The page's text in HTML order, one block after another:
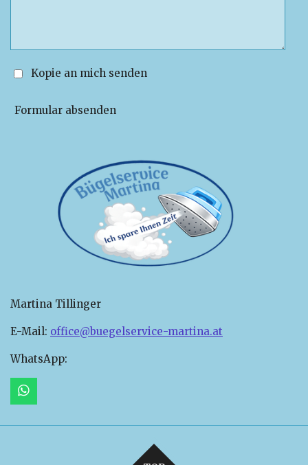
Kopie an mich senden
Formular absenden
Martina Tillinger
E-Mail: office@buegelservice-martina.at
WhatsApp:
W
h